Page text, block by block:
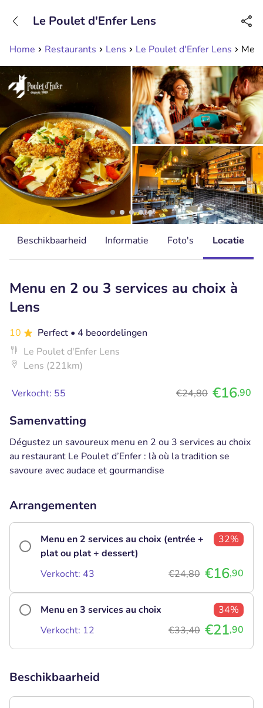
Bereikbaar tot 23:00 uur
Home Restaurants Lens Le Poulet d'Enfer Lens
Le Poulet d'Enfer Lens
Beschikbaarheid Informatie Foto's Locatie
Menu en 2 ou 3 services au choix à
Lens
10 Perfect • 4 beoordelingen
Le Poulet d'Enfer Lens
Lens (221km)
Verkocht: 55 €24,80 €16,90
Samenvatting
Dégustez un savoureux menu en 2 ou 3 services au choix
au restaurant Le Poulet d’Enfer : là où la tradition se
savoure avec audace et gourmandise
Arrangementen
Menu en 2 services au choix (entrée +
plat ou plat + dessert)
32%
Verkocht: 43 €24,80 €16,90
Menu en 3 services au choix
34%
Verkocht: 12
€33,40 €21,90
Beschikbaarheid